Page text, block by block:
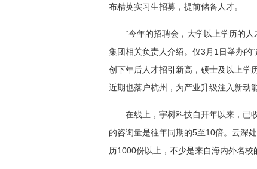
布精英实习生招募，提前储备人才。
“今年的招聘会，大学以上学历的
集团相关负责人介绍。仅3月1日举办的
创下年后人才招引新高，硕士及以上学
近期也落户杭州，为产业升级注入新动能
在线上，宇树科技自开年以来，已
的咨询量是往年同期的5至10倍。云深
历1000份以上，不少是来自海内外名校